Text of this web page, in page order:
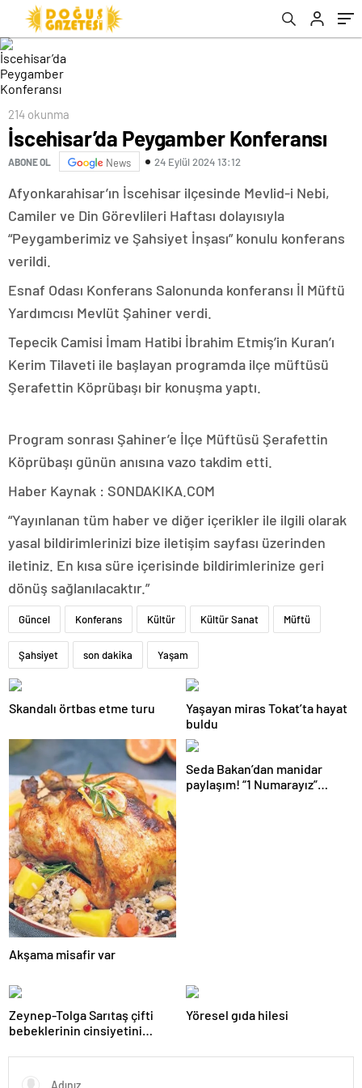
214 okunma
İscehisar’da Peygamber Konferansı
ABONE OL News 24 Eylül 2024 13:12
Afyonkarahisar’ın İscehisar ilçesinde Mevlid-i Nebi,
Camiler ve Din Görevlileri Haftası dolayısıyla
“Peygamberimiz ve Şahsiyet İnşası” konulu konferans
verildi.
Esnaf Odası Konferans Salonunda konferansı İl Müftü
Yardımcısı Mevlüt Şahiner verdi.
Tepecik Camisi İmam Hatibi İbrahim Etmiş’in Kuran’ı
Kerim Tilaveti ile başlayan programda ilçe müftüsü
Şerafettin Köprübaşı bir konuşma yaptı.
Program sonrası Şahiner’e İlçe Müftüsü Şerafettin
Köprübaşı günün anısına vazo takdim etti.
Haber Kaynak : SONDAKIKA.COM
“Yayınlanan tüm haber ve diğer içerikler ile ilgili olarak
yasal bildirimlerinizi bize iletişim sayfası üzerinden
iletiniz. En kısa süre içerisinde bildirimlerinize geri
dönüş sağlanılacaktır.”
Güncel Konferans Kültür Kültür Sanat Müftü
Şahsiyet son dakika Yaşam
Skandalı örtbas etme turu
Yaşayan miras Tokat’ta hayat
buldu
Akşama misafir var
Seda Bakan’dan manidar
paylaşım! “1 Numarayız”
Zeynep-Tolga Sarıtaş çifti
bebeklerinin cinsiyetini
Yöresel gıda hilesi